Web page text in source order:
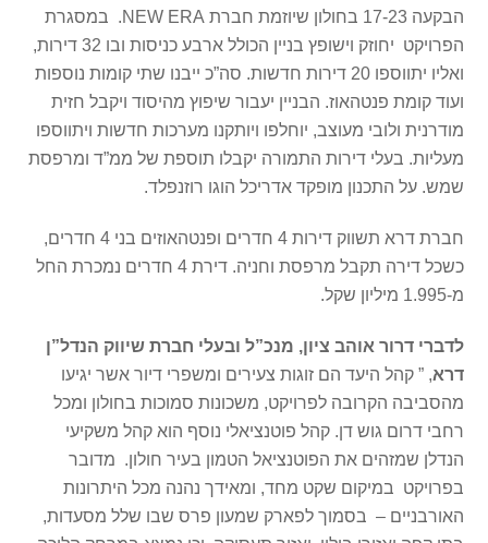
הבקעה 17-23 בחולון שיוזמת חברת NEW ERA. במסגרת
הפרויקט יחוזק וישופץ בניין הכולל ארבע כניסות ובו 32 דירות,
ואליו יתווספו 20 דירות חדשות. סה”כ ייבנו שתי קומות נוספות
ועוד קומת פנטהאוז. הבניין יעבור שיפוץ מהיסוד ויקבל חזית
מודרנית ולובי מעוצב, יוחלפו ויותקנו מערכות חדשות ויתווספו
מעליות. בעלי דירות התמורה יקבלו תוספת של ממ”ד ומרפסת
שמש. על התכנון מופקד אדריכל הוגו רוזנפלד.
חברת דרא תשווק דירות 4 חדרים ופנטהאוזים בני 4 חדרים,
כשכל דירה תקבל מרפסת וחניה. דירת 4 חדרים נמכרת החל
מ-1.995 מיליון שקל.
לדברי דרור אוהב ציון, מנכ”ל ובעלי חברת שיווק הנדל”ן
דרא, ” קהל היעד הם זוגות צעירים ומשפרי דיור אשר יגיעו
מהסביבה הקרובה לפרויקט, משכונות סמוכות בחולון ומכל
רחבי דרום גוש דן. קהל פוטנציאלי נוסף הוא קהל משקיעי
הנדלן שמזהים את הפוטנציאל הטמון בעיר חולון. מדובר
בפרויקט במיקום שקט מחד, ומאידך נהנה מכל היתרונות
האורבניים – בסמוך לפארק שמעון פרס שבו שלל מסעדות,